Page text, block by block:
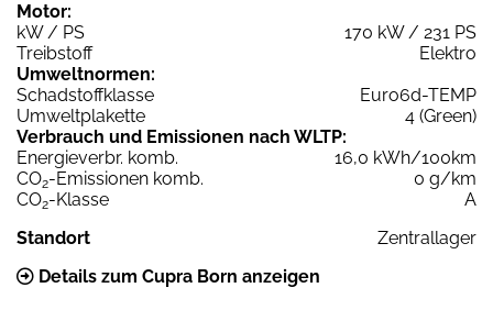
Motor:
kW / PS
170 kW / 231 PS
Treibstoff
Elektro
Umweltnormen:
Schadstoffklasse
Euro6d-TEMP
Umweltplakette
4 (Green)
Verbrauch und Emissionen nach WLTP:
Energieverbr. komb.
16,0 kWh/100km
CO2-Emissionen komb.
0 g/km
CO2-Klasse
A
Standort
Zentrallager
Details zum Cupra Born anzeigen